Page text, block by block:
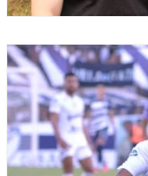
Gabriela Fiore
nuevo disco en